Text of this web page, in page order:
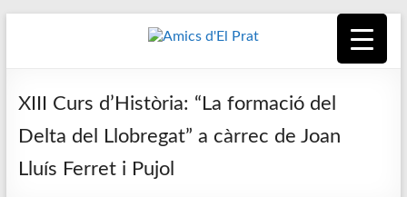
d'El
Prat
nascuda amb
la finalitat de
de la unió de
XIII Curs d’Història: “La formació del
Delta del Llobregat” a càrrec de Joan
Lluís Ferret i Pujol